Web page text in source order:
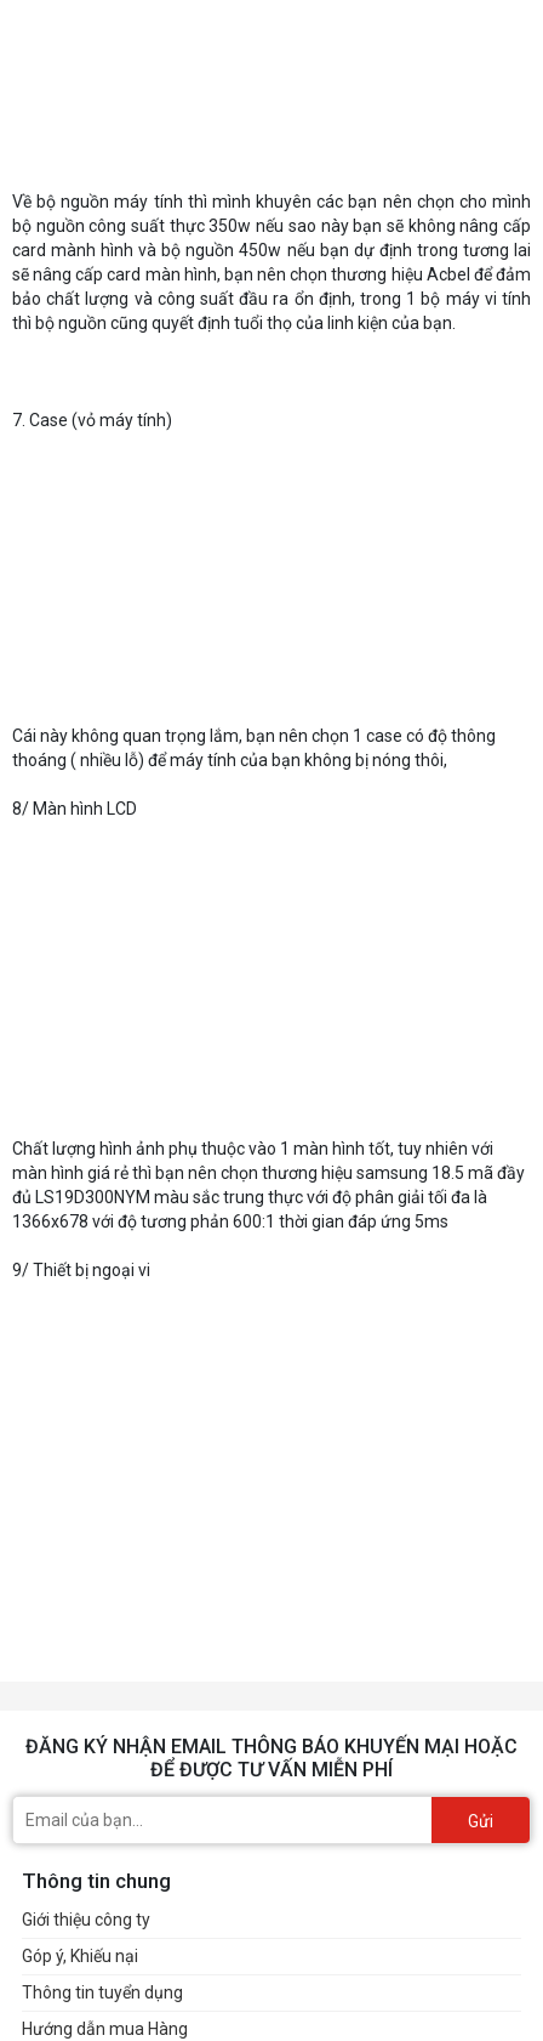
Về bộ nguồn máy tính thì mình khuyên các bạn nên chọn cho mình
bộ nguồn công suất thực 350w nếu sao này bạn sẽ không nâng cấp
card mành hình và bộ nguồn 450w nếu bạn dự định trong tương lai
sẽ nâng cấp card màn hình, bạn nên chọn thương hiệu Acbel để đảm
bảo chất lượng và công suất đầu ra ổn định, trong 1 bộ máy vi tính
thì bộ nguồn cũng quyết định tuổi thọ của linh kiện của bạn.
7. Case (vỏ máy tính)
Cái này không quan trọng lắm, bạn nên chọn 1 case có độ thông
thoáng ( nhiều lỗ) để máy tính của bạn không bị nóng thôi,
8/ Màn hình LCD
Chất lượng hình ảnh phụ thuộc vào 1 màn hình tốt, tuy nhiên với
màn hình giá rẻ thì bạn nên chọn thương hiệu samsung 18.5 mã đầy
đủ LS19D300NYM màu sắc trung thực với độ phân giải tối đa là
1366x678 với độ tương phản 600:1 thời gian đáp ứng 5ms
9/ Thiết bị ngoại vi
ĐĂNG KÝ NHẬN EMAIL THÔNG BÁO KHUYẾN MẠI HOẶC
ĐỂ ĐƯỢC TƯ VẤN MIỄN PHÍ
Gửi
Thông tin chung
Giới thiệu công ty
Góp ý, Khiếu nại
Thông tin tuyển dụng
Hướng dẫn mua Hàng